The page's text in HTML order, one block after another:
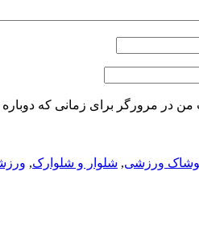
من در مرورگر برای زمانی که
ورزشی, شلوار و شلوارک,